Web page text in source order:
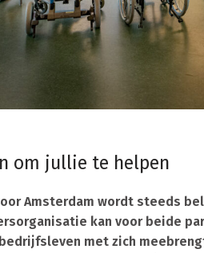
om jullie te helpen
Amsterdam wordt steeds
kan voor beide
met zich